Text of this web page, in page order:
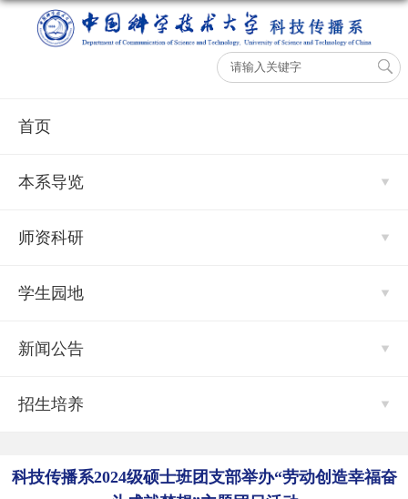
首页
本系导览
师资科研
学生园地
新闻公告
招生培养
科技传播系2024级硕士班团支部举办“劳动创造幸福奋